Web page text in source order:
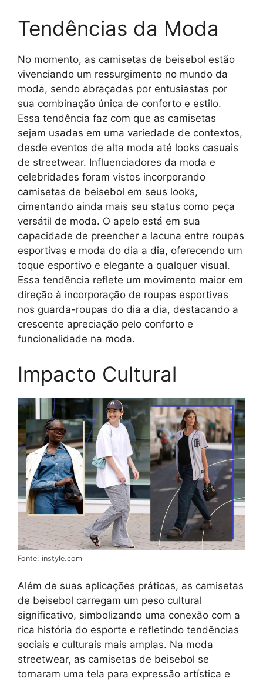
Tendências da Moda
No momento, as camisetas de beisebol estão
vivenciando um ressurgimento no mundo da
moda, sendo abraçadas por entusiastas por
sua combinação única de conforto e estilo.
Essa tendência faz com que as camisetas
sejam usadas em uma variedade de contextos,
desde eventos de alta moda até looks casuais
de streetwear. Influenciadores da moda e
celebridades foram vistos incorporando
camisetas de beisebol em seus looks,
cimentando ainda mais seu status como peça
versátil de moda. O apelo está em sua
capacidade de preencher a lacuna entre roupas
esportivas e moda do dia a dia, oferecendo um
toque esportivo e elegante a qualquer visual.
Essa tendência reflete um movimento maior em
direção à incorporação de roupas esportivas
nos guarda-roupas do dia a dia, destacando a
crescente apreciação pelo conforto e
funcionalidade na moda.
Impacto Cultural
Fonte: instyle.com
Além de suas aplicações práticas, as camisetas
de beisebol carregam um peso cultural
significativo, simbolizando uma conexão com a
rica história do esporte e refletindo tendências
sociais e culturais mais amplas. Na moda
streetwear, as camisetas de beisebol se
tornaram uma tela para expressão artística e